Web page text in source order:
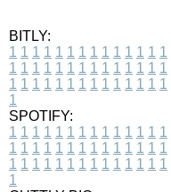
BITLY:
1 1 1 1 1 1 1 1 1 1 1 1 1 1
1 1 1 1 1 1 1 1 1 1 1 1 1 1
1 1 1 1 1 1 1 1 1 1 1 1 1 1
1
SPOTIFY:
1 1 1 1 1 1 1 1 1 1 1 1 1 1
1 1 1 1 1 1 1 1 1 1 1 1 1 1
1 1 1 1 1 1 1 1 1 1 1 1 1 1
1